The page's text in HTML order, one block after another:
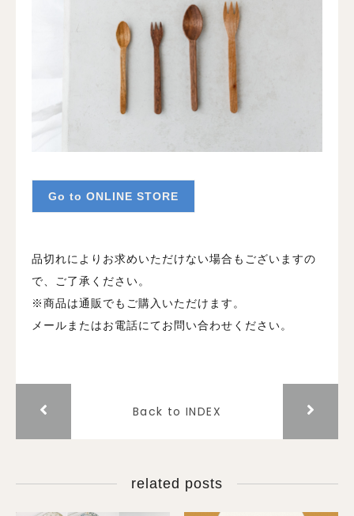
Go to ONLINE STORE
品切れによりお求めいただけない場合もございますの
で、ご了承ください。
※商品は通販でもご購入いただけます。
メールまたはお電話にてお問い合わせください。
Back to INDEX
related posts